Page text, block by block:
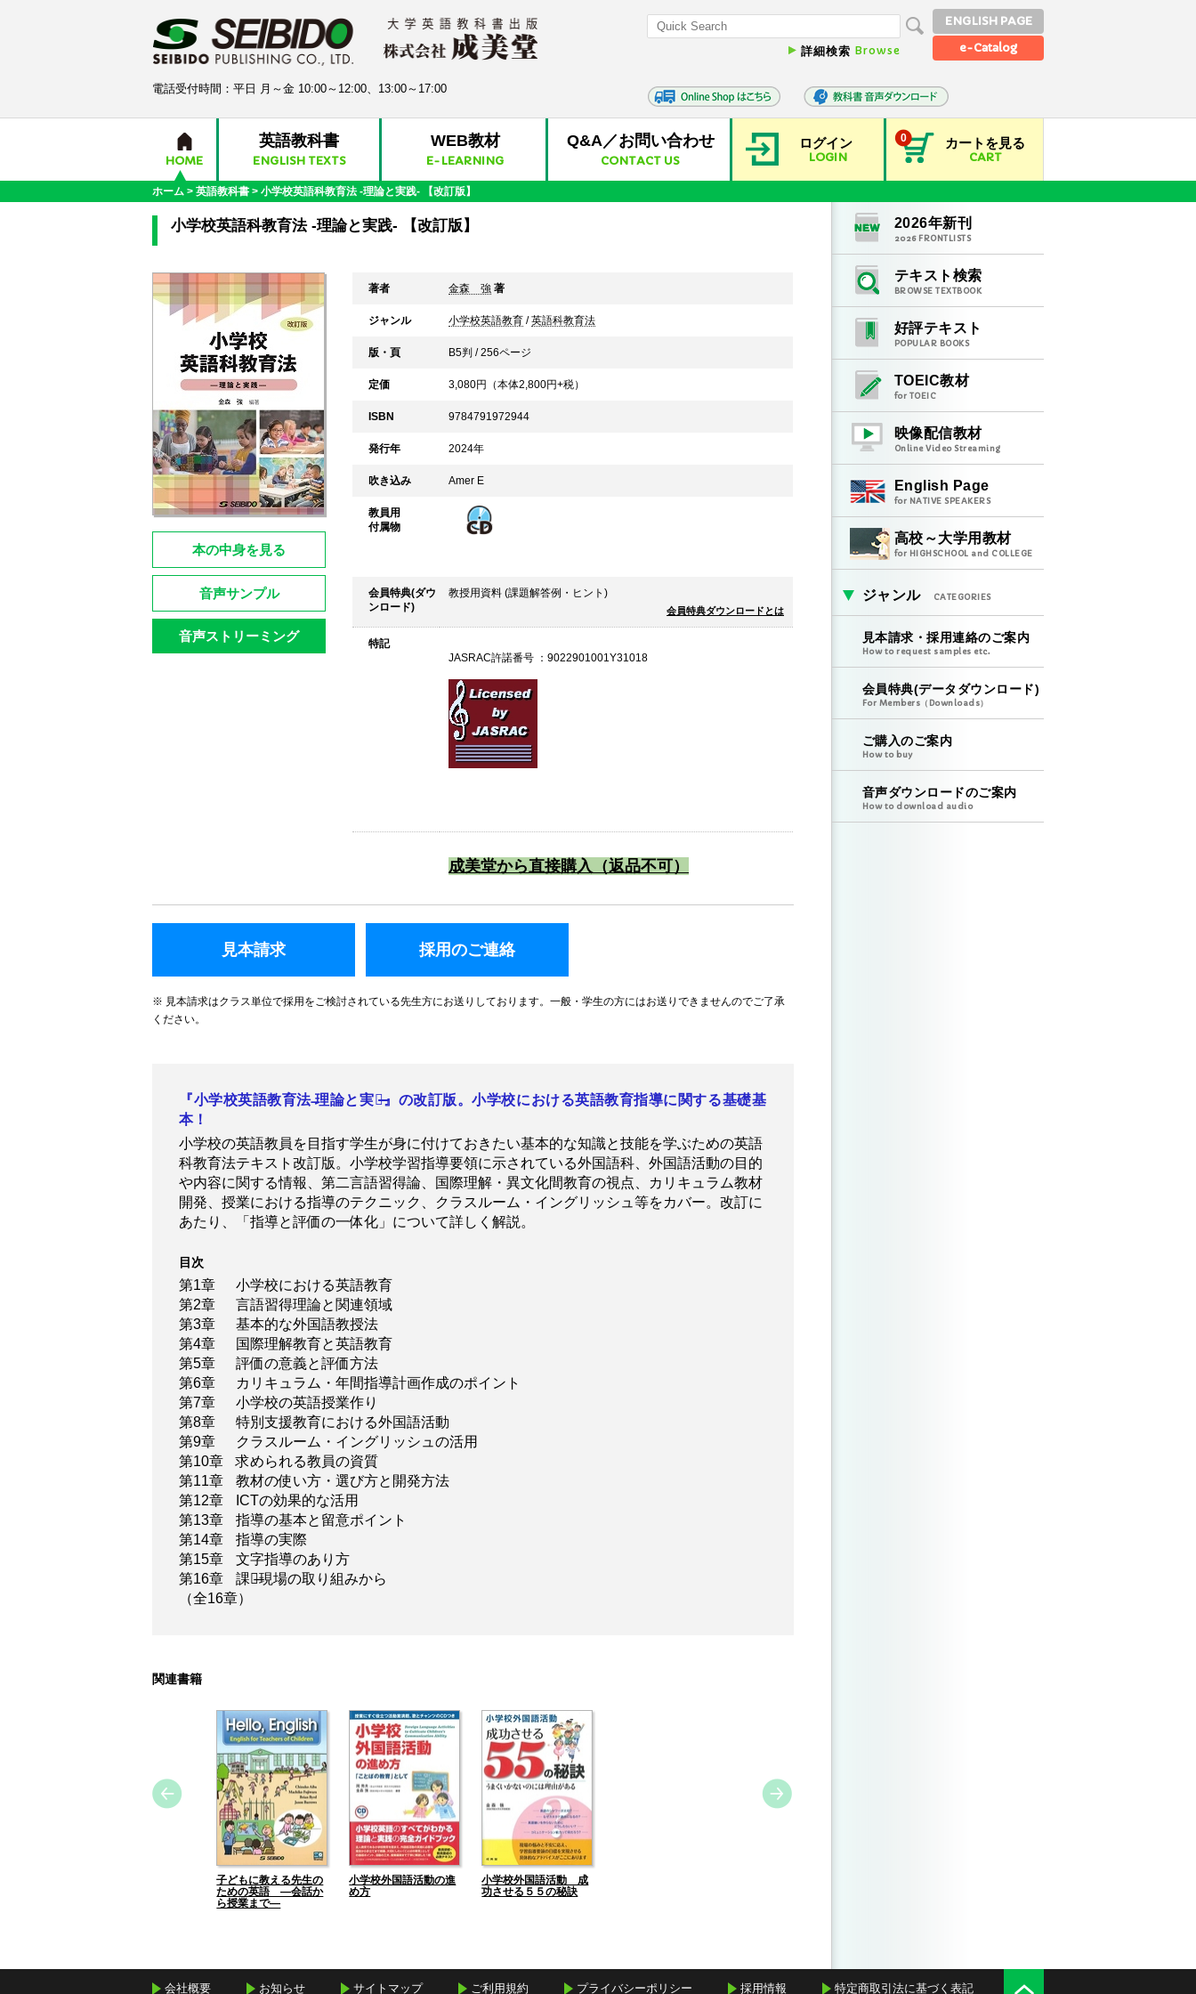
詳細検索 Browse
ENGLISH PAGE
e-Catalog
電話受付時間：平日 月～金 10:00～12:00、13:00～17:00
HOME
英語教科書
ENGLISH TEXTS
WEB教材
E-LEARNING
Q&A／お問い合わせ
CONTACT US
ログイン
LOGIN
カートを見る
CART
0
ホーム > 英語教科書 > 小学校英語科教育法 -理論と実践- 【改訂版】
小学校英語科教育法 -理論と実践- 【改訂版】
本の中身を見る
音声サンプル
音声ストリーミング
著者 金森 強 著
ジャンル 小学校英語教育 /英語科教育法
版・頁 B5判 / 256ページ
定価 3,080円（本体2,800円+税）
ISBN 9784791972944
発行年 2024年
吹き込み Amer E
教員用
付属物
会員特典(ダウ
ンロード)
教授用資料 (課題解答例・ヒント)
会員特典ダウンロードとは
特記
JASRAC許諾番号 ：9022901001Y31018
成美堂から直接購入（返品不可）
見本請求 採用のご連絡
※ 見本請求はクラス単位で採用をご検討されている先生方にお送りしております。一般・学生の方にはお送りできませんのでご了承
ください。
『小学校英語教育法 ̶理論と実践̶』の改訂版。小学校における英語教育指導に関する基礎基
本！
小学校の英語教員を目指す学生が身に付けておきたい基本的な知識と技能を学ぶための英語
科教育法テキスト改訂版。小学校学習指導要領に示されている外国語科、外国語活動の目的
や内容に関する情報、第二言語習得論、国際理解・異文化間教育の視点、カリキュラム教材
開発、授業における指導のテクニック、クラスルーム・イングリッシュ等をカバー。改訂に
あたり、「指導と評価の一体化」について詳しく解説。
目次
第1章
小学校における英語教育
第2章
言語習得理論と関連領域
第3章
基本的な外国語教授法
第4章
国際理解教育と英語教育
第5章
評価の意義と評価方法
第6章
カリキュラム・年間指導計画作成のポイント
第7章
小学校の英語授業作り
第8章
特別支援教育における外国語活動
第9章
クラスルーム・イングリッシュの活用
第10章
求められる教員の資質
第11章
教材の使い方・選び方と開発方法
第12章
ICTの効果的な活用
第13章
指導の基本と留意ポイント
第14章
指導の実際
第15章
文字指導のあり方
第16章
課題̶現場の取り組みから
（全16章）
関連書籍
子どもに教える先生の
ための英語 ―会話か
ら授業まで―
小学校外国語活動の進
め方
小学校外国語活動 成
功させる５５の秘訣
2026年新刊
2026FRONTLISTS
テキスト検索
BROWSE TEXTBOOK
好評テキスト
POPULAR BOOKS
TOEIC教材
for TOEIC
映像配信教材
Online Video Streaming
English Page
for NATIVE SPEAKERS
高校～大学用教材
for HIGHSCHOOL and COLLEGE
ジャンル CATEGORIES
見本請求・採用連絡のご案内
How to request samples etc.
会員特典(データダウンロード)
For Members（Downloads）
ご購入のご案内
How to buy
音声ダウンロードのご案内
How to download audio
会社概要 お知らせ サイトマップ ご利用規約 プライバシーポリシー 採用情報 特定商取引法に基づく表記